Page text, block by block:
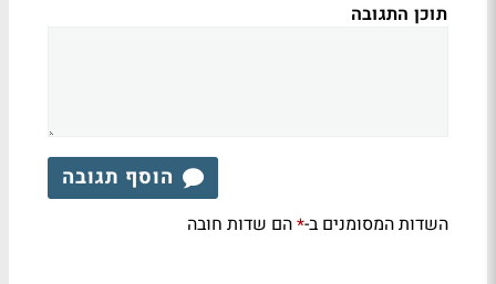
תוכן התגובה
הוסף תגובה
השדות המסומנים ב-*הם שדות חובה